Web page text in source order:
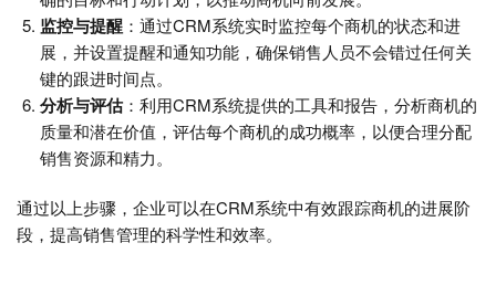
监控与提醒 ：通过CRM系统实时监控每个商机的状态和进
展，并设置提醒和通知功能，确保销售人员不会错过任何关
键的跟进时间点。
分析与评估：利用CRM系统提供的工具和报告，分析商机的
质量和潜在价值，评估每个商机的成功概率，以便合理分配
销售资源和精力。
通过以上步骤，企业可以在CRM系统中有效跟踪商机的进展阶
段，提高销售管理的科学性和效率。